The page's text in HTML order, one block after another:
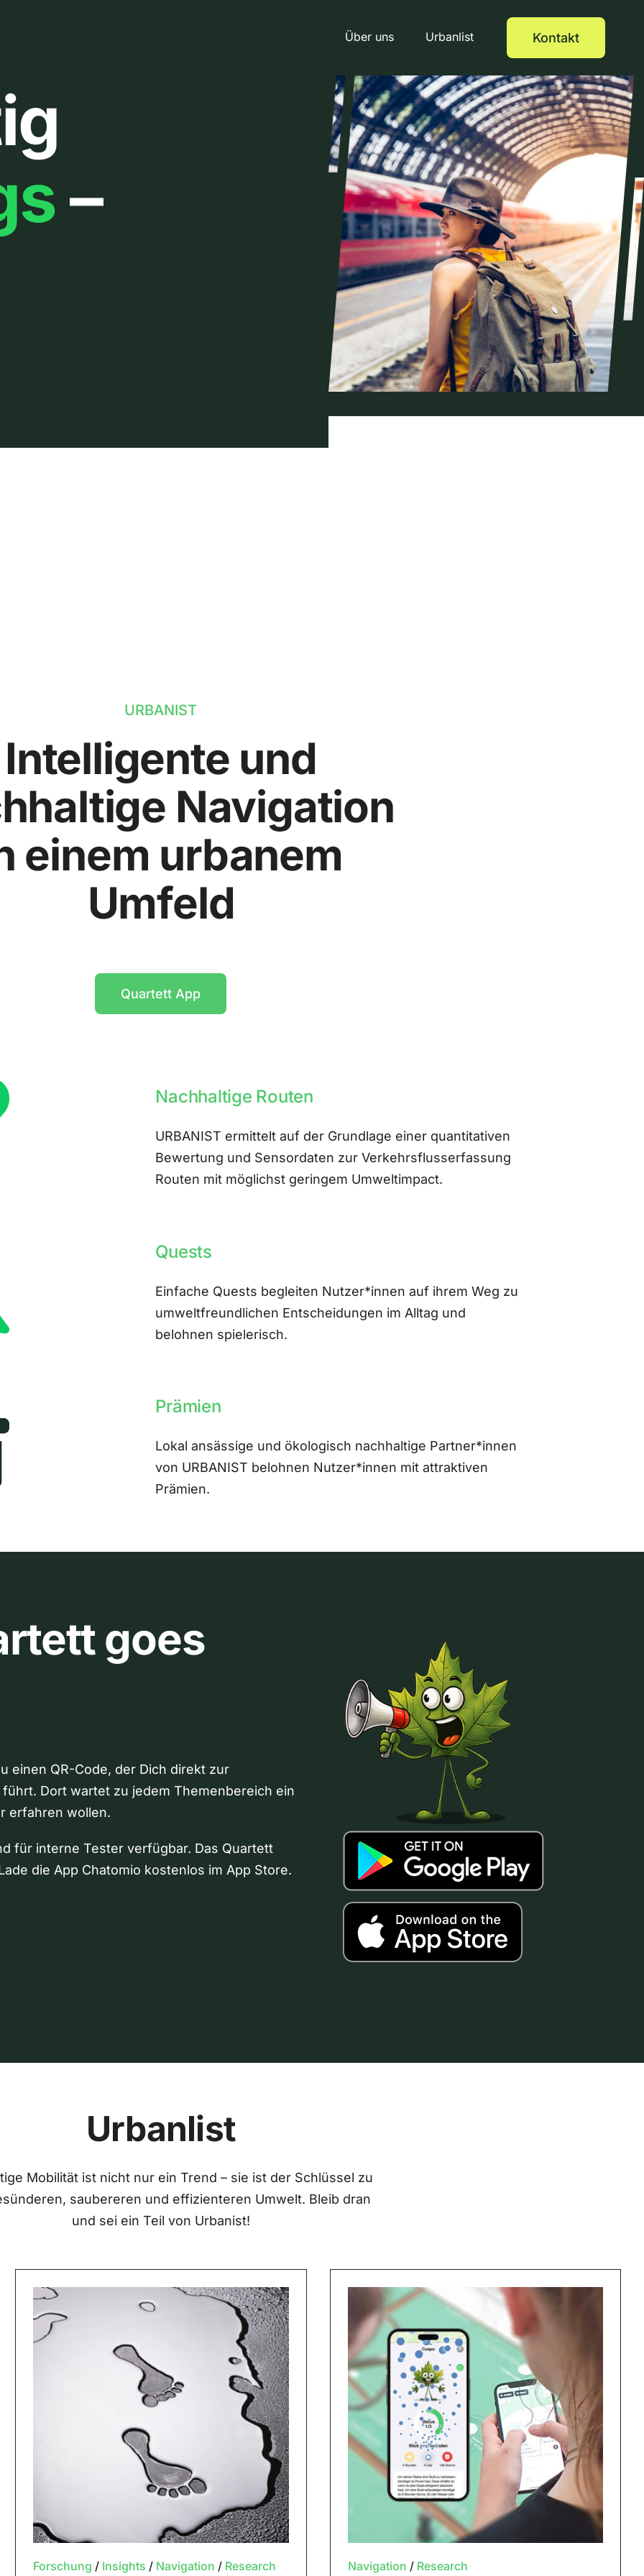
Über uns Urbanlist Kontakt
–
URBANIST
Intelligente und
Navigation
einem urbanem
Umfeld
Quartett App
Nachhaltige Routen
URBANIST ermittelt auf der Grundlage einer quantitativen
Bewertung und Sensordaten zur Verkehrsflusserfassung
Routen mit möglichst geringem Umweltimpact.
Quests
Einfache Quests begleiten Nutzer*innen auf ihrem Weg zu
umweltfreundlichen Entscheidungen im Alltag und
belohnen spielerisch.
Prämien
Lokal ansässige und ökologisch nachhaltige Partner*innen
von URBANIST belohnen Nutzer*innen mit attraktiven
Prämien.
goes
einen QR-Code, der Dich direkt zur
Dort wartet zu jedem Themenbereich ein
erfahren wollen.
für interne Tester verfügbar. Das Quartett
die App Chatomio kostenlos im App Store.
Urbanlist
Mobilität ist nicht nur ein Trend – sie ist der Schlüssel zu
saubereren und effizienteren Umwelt. Bleib dran
und sei ein Teil von Urbanist!
Forschung / Insights / Navigation / Research Navigation / Research